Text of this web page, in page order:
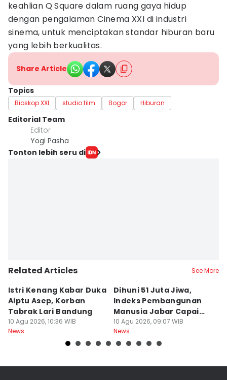
keahlian Q Square dalam ruang gaya hidup
dengan pengalaman Cinema XXI di industri
sinema, untuk menciptakan standar hiburan baru
yang lebih berkualitas.
Share Article
Topics
Bioskop XXI studio film Bogor Hiburan
Editorial Team
Editor
Yogi Pasha
Tonton lebih seru di
Related Articles See More
Istri Kenang Kabar Duka
Aiptu Asep, Korban
Tabrak Lari Bandung
10 Agu 2026, 10:36 WIB
News
Dihuni 51 Juta Jiwa,
Indeks Pembangunan
Manusia Jabar Capai
75,90 Poin
10 Agu 2026, 09:07 WIB
News